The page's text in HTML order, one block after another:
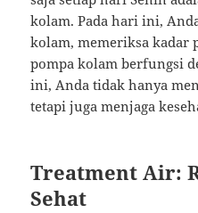
kolam. Pada hari ini,
kolam, memeriksa kadar
pompa kolam berfungsi
ini, Anda tidak hanya
tetapi juga menjaga
Treatment Air:
Sehat